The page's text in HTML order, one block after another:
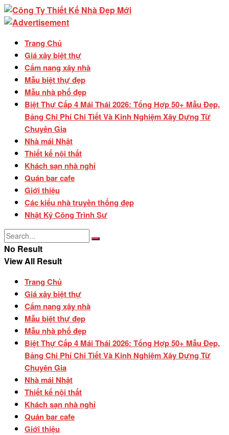
Trang Chủ
Giá xây biệt thự
Cẩm nang xây nhà
Mẫu biệt thự đẹp
Mẫu nhà phố đẹp
Biệt Thự Cấp 4 Mái Thái 2026: Tổng Hợp 50+ Mẫu Đẹp,
Bảng Chi Phí Chi Tiết Và Kinh Nghiệm Xây Dựng Từ
Chuyên Gia
Nhà mái Nhật
Thiết kế nội thất
Khách sạn nhà nghỉ
Quán bar cafe
Giới thiệu
Các kiểu nhà truyền thống đẹp
Nhật Ký Công Trình Sư
No Result
View All Result
Trang Chủ
Giá xây biệt thự
Cẩm nang xây nhà
Mẫu biệt thự đẹp
Mẫu nhà phố đẹp
Biệt Thự Cấp 4 Mái Thái 2026: Tổng Hợp 50+ Mẫu Đẹp,
Bảng Chi Phí Chi Tiết Và Kinh Nghiệm Xây Dựng Từ
Chuyên Gia
Nhà mái Nhật
Thiết kế nội thất
Khách sạn nhà nghỉ
Quán bar cafe
Giới thiệu